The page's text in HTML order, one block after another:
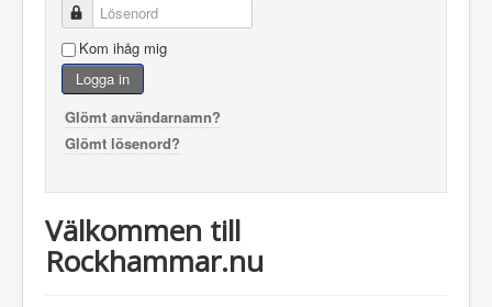
Lösenord
Kom ihåg mig
Logga in
Glömt användarnamn?
Glömt lösenord?
Välkommen till
Rockhammar.nu